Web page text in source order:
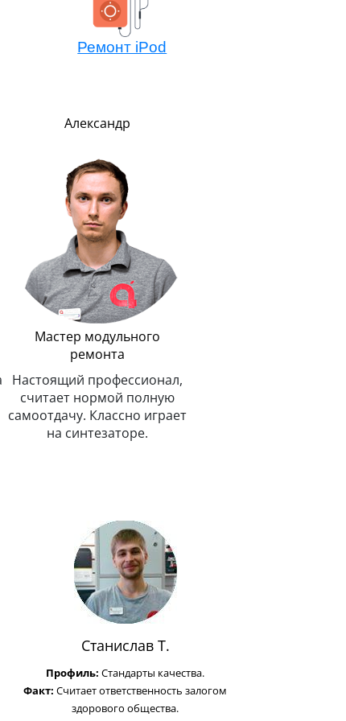
Ремонт iPod
Никита
техники Эппл
Очень внимательный и
рассудительный. Предельно
вежлив и обходителен.
Любит маму, подарил ей
Айфон.
Станислав Т.
Профиль: Стандарты качества.
Факт: Считает ответственность залогом
здорового общества.